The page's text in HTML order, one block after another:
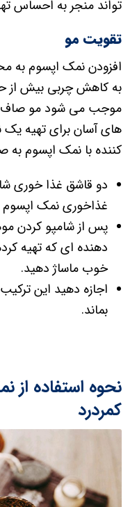
به کاهش چربی بیش از
های آسان برای تهیه یک
کننده با نمک اپسوم
دو قاشق غذا خوری
غذاخوری نمک اپسوم
پس از شامپو کردن
خوب ماساژ دهید.
بماند.
نحوه استفاده